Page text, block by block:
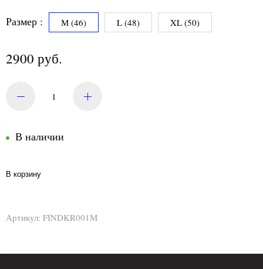
Размер : М (46) L (48) XL (50)
2900 руб.
В наличии
В корзину
Артикул: FINDKR001M